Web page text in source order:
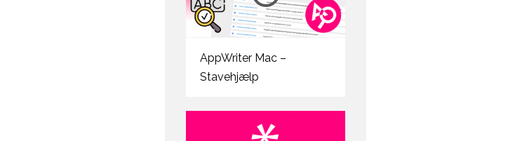
AppWriter Mac –
Stavehjælp